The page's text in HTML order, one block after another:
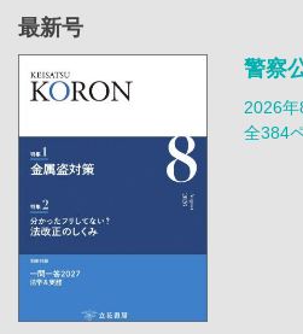
最新号
警察
2026
全384